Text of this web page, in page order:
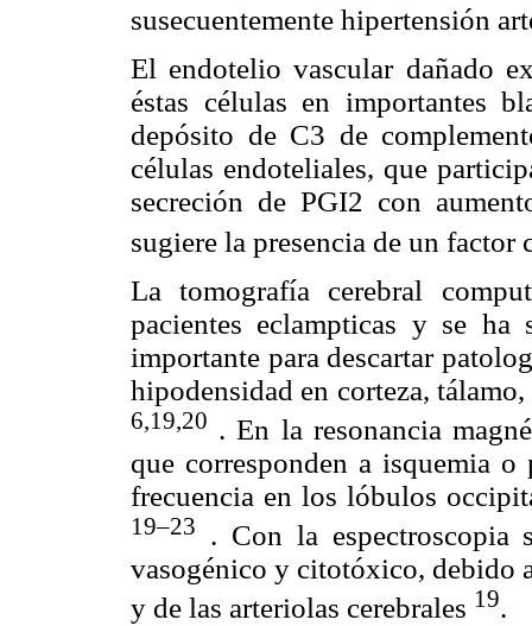
susecuentemente hipertensión
El endotelio vascular dañado
éstas células en importantes
depósito de C3 de
células endoteliales, que
secreción de PGI2 con
sugiere la presencia de un
La tomografía cerebral
pacientes eclampticas y se ha
importante para descartar
hipodensidad en corteza,
6,19,20 . En la resonancia
que corresponden a isquemia
frecuencia en los lóbulos
19–23
. Con la espectroscopia
vasogénico y citotóxico, debido
y de las arteriolas cerebrales 19.